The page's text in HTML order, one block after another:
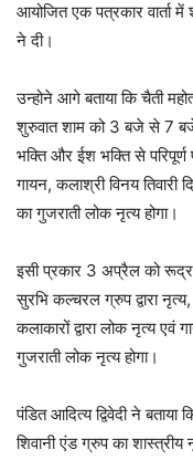
आयोजित एक पत्रकार वार्ता में
ने दी।
उन्होने आगे बताया कि चैती
शुरुवात शाम को 3 बजे से 7
भक्ति और ईश भक्ति से परिपूर्ण
गायन, कलाश्री विनय
का गुजराती लोक नृत्य होगा।
इसी प्रकार 3 अप्रैल को रूद्र
सुरभि कल्चरल ग्रुप द्वारा
कलाकारों द्वारा लोक नृत्य एवं
गुजराती लोक नृत्य होगा।
पंडित आदित्य द्विवेदी ने
शिवानी एंड ग्रुप का शास्त्रीय